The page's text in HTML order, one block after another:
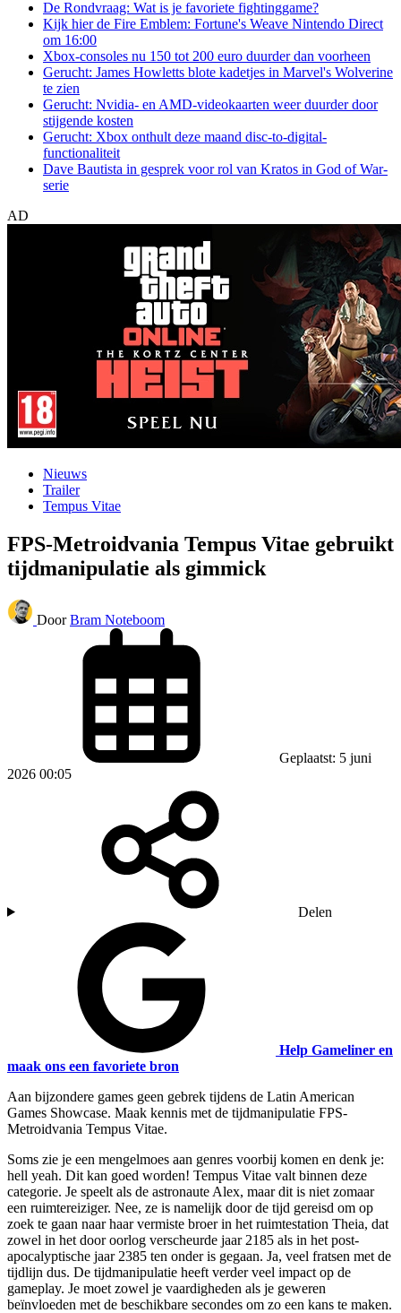
De Rondvraag: Wat is je favoriete fightinggame?
Kijk hier de Fire Emblem: Fortune's Weave Nintendo Direct
om 16:00
Xbox-consoles nu 150 tot 200 euro duurder dan voorheen
Gerucht: James Howletts blote kadetjes in Marvel's Wolverine
te zien
Gerucht: Nvidia- en AMD-videokaarten weer duurder door
stijgende kosten
Gerucht: Xbox onthult deze maand disc-to-digital-
functionaliteit
Dave Bautista in gesprek voor rol van Kratos in God of War-
serie
AD
Nieuws
Trailer
Tempus Vitae
FPS-Metroidvania Tempus Vitae gebruikt
tijdmanipulatie als gimmick
Door Bram Noteboom
Geplaatst: 5 juni
2026 00:05
Delen
Help Gameliner en
maak ons een favoriete bron
Aan bijzondere games geen gebrek tijdens de Latin American
Games Showcase. Maak kennis met de tijdmanipulatie FPS-
Metroidvania Tempus Vitae.
Soms zie je een mengelmoes aan genres voorbij komen en denk je:
hell yeah. Dit kan goed worden! Tempus Vitae valt binnen deze
categorie. Je speelt als de astronaute Alex, maar dit is niet zomaar
een ruimtereiziger. Nee, ze is namelijk door de tijd gereisd om op
zoek te gaan naar haar vermiste broer in het ruimtestation Theia, dat
zowel in het door oorlog verscheurde jaar 2185 als in het post-
apocalyptische jaar 2385 ten onder is gegaan. Ja, veel fratsen met de
tijdlijn dus. De tijdmanipulatie heeft verder veel impact op de
gameplay. Je moet zowel je vaardigheden als je geweren
beïnvloeden met de beschikbare secondes om zo een kans te maken.